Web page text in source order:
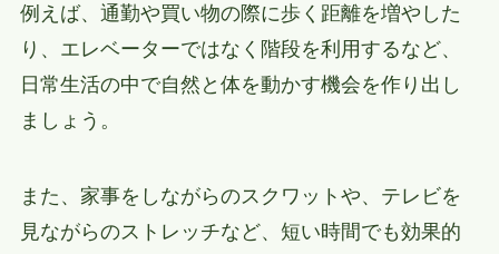
例えば、通勤や買い物の際に歩く距離を増やした
り、エレベーターではなく階段を利用するなど、
日常生活の中で自然と体を動かす機会を作り出し
ましょう。
また、家事をしながらのスクワットや、テレビを
見ながらのストレッチなど、短い時間でも効果的